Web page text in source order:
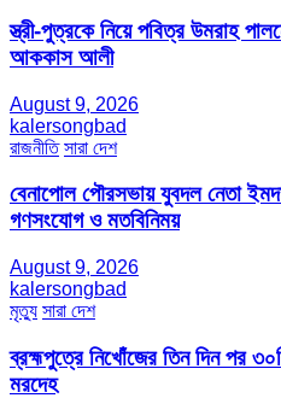
স্ত্রী-পুত্রকে নিয়ে পবিত্র উমরাহ
আককাস আলী
August 9, 2026
kalersongbad
রাজনীতি সারা দেশ
বেনাপোল পৌরসভায় যুবদল নেতা
গণসংযোগ ও মতবিনিময়
August 9, 2026
kalersongbad
মৃত্যু সারা দেশ
ব্রহ্মপুত্রে নিখোঁজের তিন দিন পর
মরদেহ